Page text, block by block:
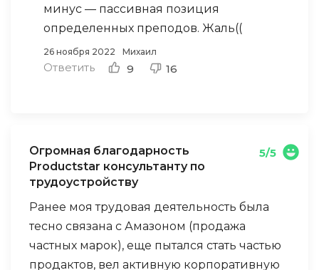
сфере, лекции и новые знания мне
давались без особых трудностей,
изложение материала доступное.
Благодаря курсу перешел на другую
кураторы всегда на связи.
нюансов: были преподаватели, которые
занимали пассивную позицию, особенно
когда ты вымотанный после работы
приходишь домой, а тут монотонная
скучная лекция.
минус — пассивная позиция
определенных преподов. Жаль((
26 ноября 2022 Михаил
Ответить 9 16
Огромная благодарность
Productstar консультанту по
трудоустройству
5/5
Ранее моя трудовая деятельность была
тесно связана с Амазоном (продажа
частных марок), еще пытался стать частью
продактов, вел активную корпоративную